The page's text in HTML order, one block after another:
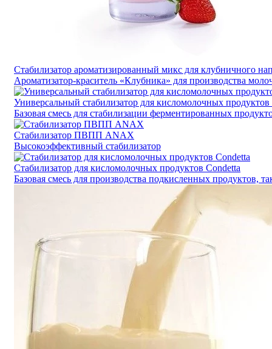
Стабилизатор ароматизированный микс для клубничного
Ароматизатор-краситель «Клубника» для производства
Универсальный стабилизатор для кисломолочных продуктов
Базовая смесь для стабилизации ферментированных
Стабилизатор ПВПП ANAX
Высокоэффективный стабилизатор
Стабилизатор для кисломолочных продуктов Condetta
Базовая смесь для производства подкисленных продуктов,